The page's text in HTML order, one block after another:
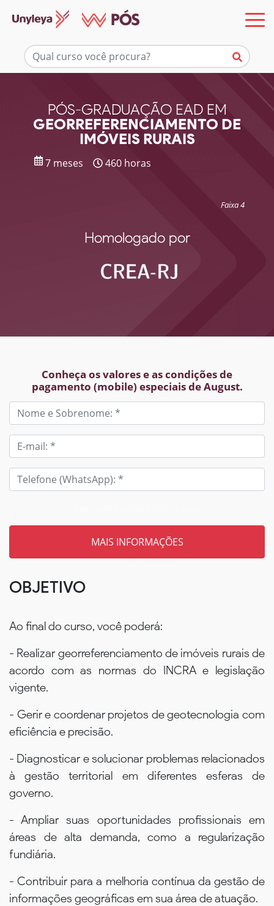
PÓS-GRADUAÇÃO EAD EM
GEORREFERENCIAMENTO DE
IMÓVEIS RURAIS
7 meses 460 horas
Faixa 4
Homologado por
Conheça os valores e as condições de
pagamento (mobile) especiais de August.
Mais informações
OBJETIVO
Ao final do curso, você poderá:
- Realizar georreferenciamento de imóveis rurais de
acordo com as normas do INCRA e legislação
vigente.
- Gerir e coordenar projetos de geotecnologia com
eficiência e precisão.
- Diagnosticar e solucionar problemas relacionados
à gestão territorial em diferentes esferas de
governo.
- Ampliar suas oportunidades profissionais em
áreas de alta demanda, como a regularização
fundiária.
- Contribuir para a melhoria contínua da gestão de
informações geográficas em sua área de atuação.